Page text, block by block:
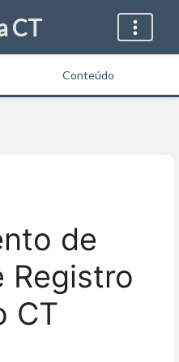
CT
Conteúdo
de
Registro
CT